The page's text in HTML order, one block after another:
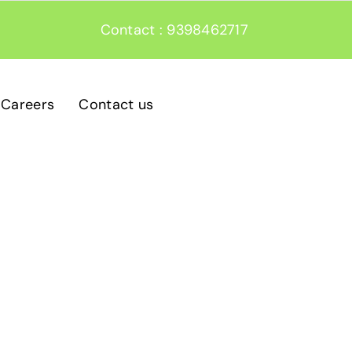
Contact : 9398462717
Careers Contact us